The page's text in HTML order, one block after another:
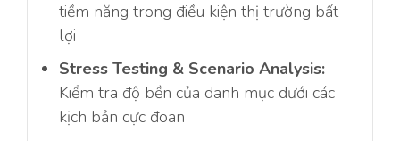
tiềm năng trong điều kiện thị trường bất
lợi
Stress Testing & Scenario Analysis:
Kiểm tra độ bền của danh mục dưới các
kịch bản cực đoan